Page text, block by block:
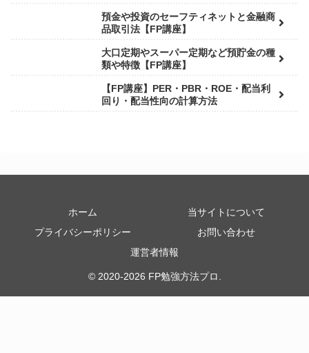
預金や投資のセーフティネットと金融商
品取引法【FP講座】
大口定期やスーパー定期など預貯金の種
類や特徴【FP講座】
【FP講座】PER・PBR・ROE・配当利
回り・配当性向の計算方法
ホーム
当サイトについて
プライバシーポリシー
お問い合わせ
運営者情報
© 2020-2026 FP勉強方法プロ.